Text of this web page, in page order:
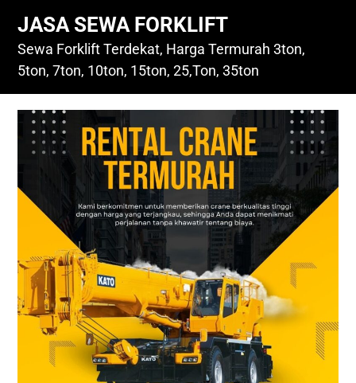
content
JASA SEWA FORKLIFT
Sewa Forklift Terdekat, Harga Termurah 3ton,
5ton, 7ton, 10ton, 15ton, 25,Ton, 35ton